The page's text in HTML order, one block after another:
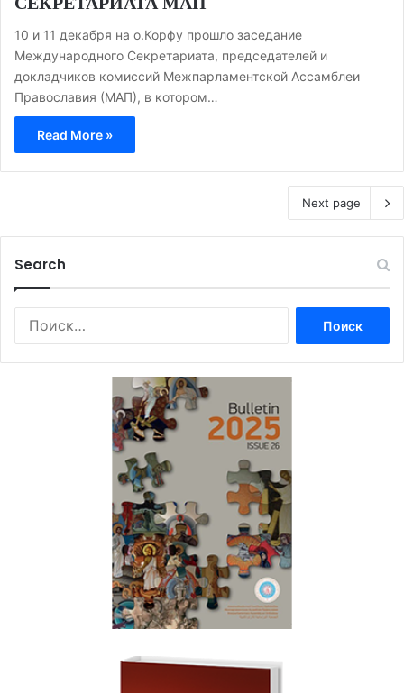
10 и 11 декабря на о.Корфу прошло заседание
Международного Секретариата, председателей и
докладчиков комиссий Межпарламентской Ассамблеи
Православия (МАП), в котором…
Read More »
Next page
Search